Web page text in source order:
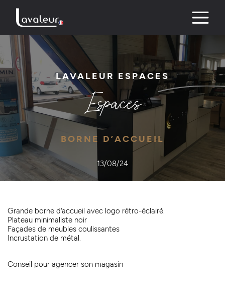
content
LAVALEUR ESPACES
Espaces
BORNE D’ACCUEIL
13/08/24
Grande borne d’accueil avec logo rétro-éclairé.
Plateau minimaliste noir
Façades de meubles coulissantes
Incrustation de métal.
Conseil pour agencer son magasin